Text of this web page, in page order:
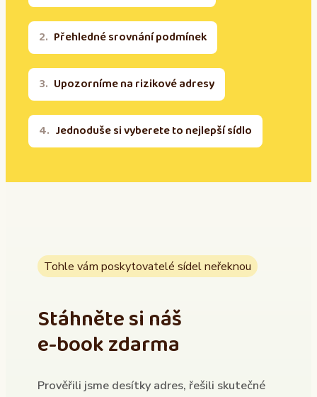
Přehledné srovnání podmínek
Upozorníme na rizikové adresy
Jednoduše si vyberete to nejlepší sídlo
Tohle vám poskytovatelé sídel neřeknou
Stáhněte si náš
e-book zdarma
Prověřili jsme desítky adres, řešili skutečné